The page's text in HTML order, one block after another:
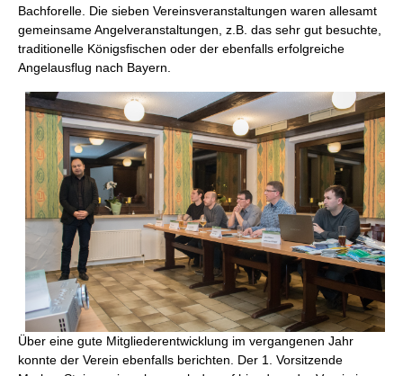
Bachforelle. Die sieben Vereinsveranstaltungen waren allesamt
gemeinsame Angelveranstaltungen, z.B. das sehr gut besuchte,
traditionelle Königsfischen oder der ebenfalls erfolgreiche
Angelausflug nach Bayern.
Über eine gute Mitgliederentwicklung im vergangenen Jahr
konnte der Verein ebenfalls berichten. Der 1. Vorsitzende